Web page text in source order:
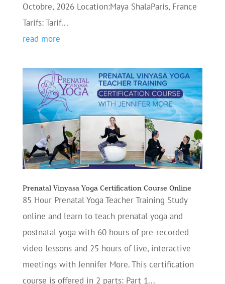
Octobre, 2026 Location:Maya ShalaParis, France
Tarifs: Tarif...
read more
Prenatal Vinyasa Yoga Certification Course Online
85 Hour Prenatal Yoga Teacher Training Study
online and learn to teach prenatal yoga and
postnatal yoga with 60 hours of pre-recorded
video lessons and 25 hours of live, interactive
meetings with Jennifer More. This certification
course is offered in 2 parts: Part 1...